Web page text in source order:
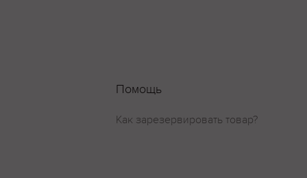
Помощь
Как зарезервировать товар?